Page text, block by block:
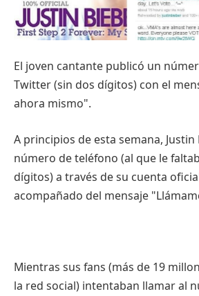
El joven cantante publicó un
Twitter (sin dos dígitos) con el
ahora mismo".
A principios de esta semana,
número de teléfono (al que le
dígitos) a través de su cuenta
acompañado del mensaje
Mientras sus fans (más de 19
la red social) intentaban llamar al